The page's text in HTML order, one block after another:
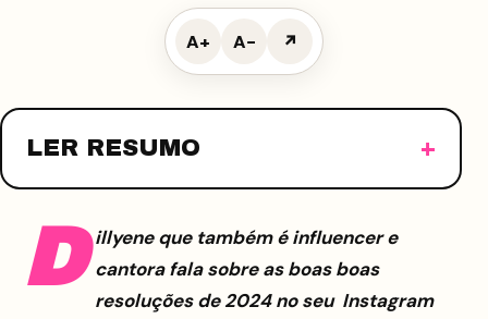
A+ A− ↗
LER RESUMO
D illyene que também é influencer e
cantora fala sobre as boas boas
resoluções de 2024 no seu Instagram